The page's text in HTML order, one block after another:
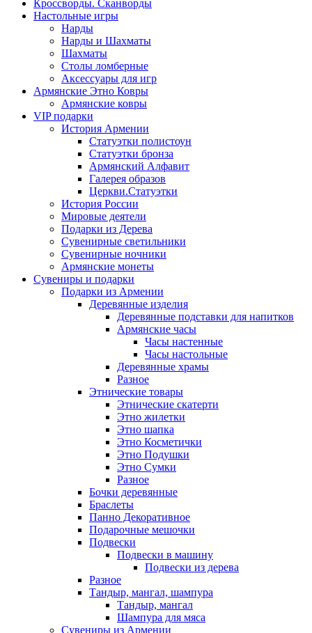
Кроссворды. Сканворды
Настольные игры
Нарды
Нарды и Шахматы
Шахматы
Столы ломберные
Аксессуары для игр
Армянские Этно Ковры
Армянские ковры
VIP подарки
История Армении
Статуэтки полистоун
Статуэтки бронза
Армянский Алфавит
Галерея образов
Церкви.Статуэтки
История России
Мировые деятели
Подарки из Дерева
Сувенирные светильники
Сувенирные ночники
Армянские монеты
Сувениры и подарки
Подарки из Армении
Деревянные изделия
Деревянные подставки для напитков
Армянские часы
Часы настенные
Часы настольные
Деревянные храмы
Разное
Этнические товары
Этнические скатерти
Этно жилетки
Этно шапка
Этно Косметички
Этно Подушки
Этно Сумки
Разное
Бочки деревянные
Браслеты
Панно Декоративное
Подарочные мешочки
Подвески
Подвески в машину
Подвески из дерева
Разное
Тандыр, мангал, шампура
Тандыр, мангал
Шампура для мяса
Сувениры из Армении